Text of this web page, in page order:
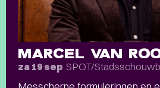
MARCEL VAN
za 19 sep SPOT/